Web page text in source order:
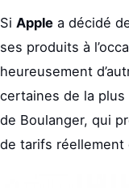
Si Apple a décidé
ses produits à
heureusement
certaines de la
de Boulanger, qui
de tarifs réellement